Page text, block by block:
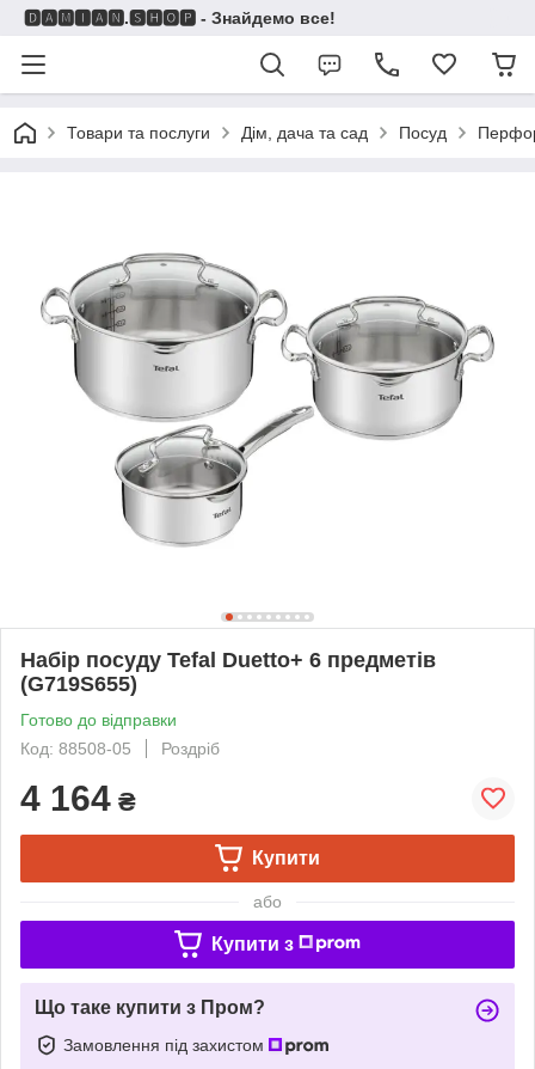
🅳🅰🅼🅸🅰🅽.🆂🅷🅾🅿 - Знайдемо все!
Товари та послуги Дім, дача та сад Посуд
Набір посуду Tefal Duetto+ 6 предметів
(G719S655)
Готово до відправки
Код: 88508-05
Роздріб
4 164 ₴
Купити
або
Купити з
Що таке купити з Пром?
Замовлення під захистом